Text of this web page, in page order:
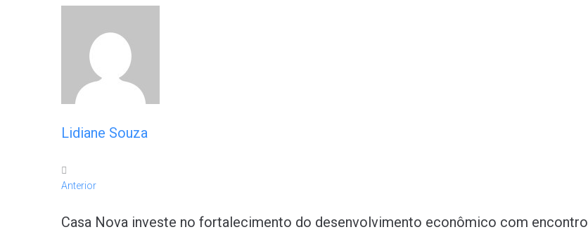
Lidiane Souza
Anterior
Casa Nova investe no fortalecimento do desenvolvimento econômico com encontro